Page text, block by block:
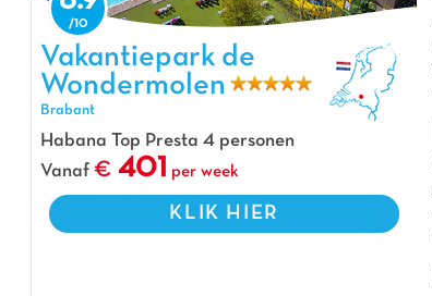
Vakantiepark de Wondermolen, Vakantiepark Brabant
Vakantiepark de
Wondermolen
Brabant
Habana Top Presta 4 personen
Vanaf
401 per week
KLIK HIER